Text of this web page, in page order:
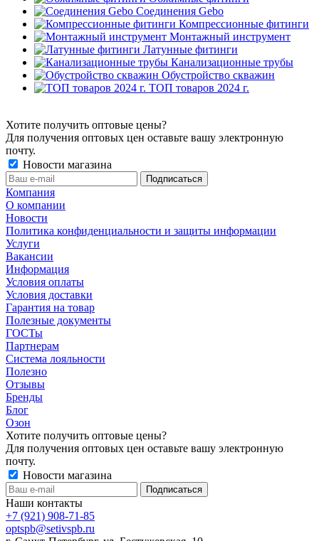
Соединения Gebo
Компрессионные фитинги
Монтажный инструмент
Латунные фитинги
Канализационные трубы
Обустройство скважин
ТОП товаров 2024 г.
Хотите получить оптовые цены?
Для получения оптовых цен оставьте вашу электронную
почту.
Новости магазина
Компания
О компании
Новости
Политика конфиденциальности и защиты информации
Услуги
Вакансии
Информация
Условия оплаты
Условия доставки
Гарантия на товар
Полезные документы
ГОСТы
Партнерам
Система лояльности
Полезно
Отзывы
Бренды
Блог
Озон
Хотите получить оптовые цены?
Для получения оптовых цен оставьте вашу электронную
почту.
Новости магазина
Наши контакты
+7 (921) 908-71-85
optspb@setivspb.ru